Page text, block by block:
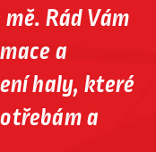
Rád Vám
a
haly, které
a